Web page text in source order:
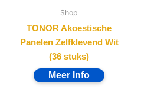
Shop
TONOR Akoestische
Panelen Zelfklevend Wit
(36 stuks)